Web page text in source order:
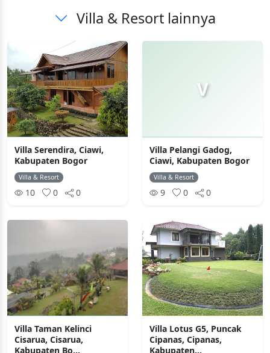
Villa & Resort lainnya
Villa Serendira, Ciawi,
Kabupaten Bogor
Villa & Resort
10 0 0
V
Villa Pelangi Gadog,
Ciawi, Kabupaten Bogor
Villa & Resort
9 0 0
Villa Taman Kelinci
Cisarua, Cisarua,
Kabupaten Bo...
Villa Lotus G5, Puncak
Cipanas, Cipanas,
Kabupaten...